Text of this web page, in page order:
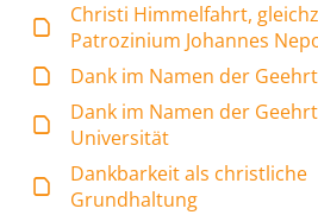
Christi Himmelfahrt,
Patrozinium Johannes
Dank im Namen der
Dank im Namen der
Universität
Dankbarkeit als christliche
Grundhaltung